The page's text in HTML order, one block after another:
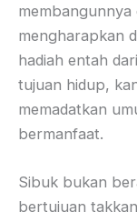
membangunnya
mengharapkan
hadiah entah
tujuan hidup,
memadatkan
bermanfaat.
Sibuk bukan
bertujuan